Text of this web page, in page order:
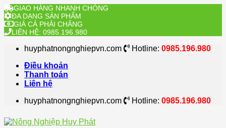
GIAO HÀNG NHANH CHÓNG
ĐA DẠNG SẢN PHẨM
GIÁ CẢ PHẢI CHĂNG
LIÊN HỆ: 0985.196.980
huyphatnongnghiepvn.com Hotline: 0985.196.980
Điều khoản
Thanh toán
Liên hệ
huyphatnongnghiepvn.com
Hotline: 0985.196.980